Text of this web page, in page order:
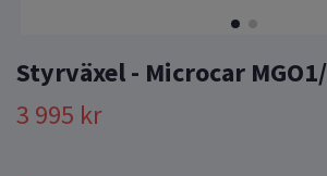
Styrväxel - Microcar
3 995 kr